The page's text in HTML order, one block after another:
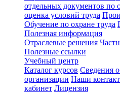
отдельных документов по
оценка условий труда
Обучение по охране труда
Полезная информация
Отраслевые решения
Полезные ссылки
Учебный центр
Каталог курсов Сведения
организации Наши
кабинет Лицензия